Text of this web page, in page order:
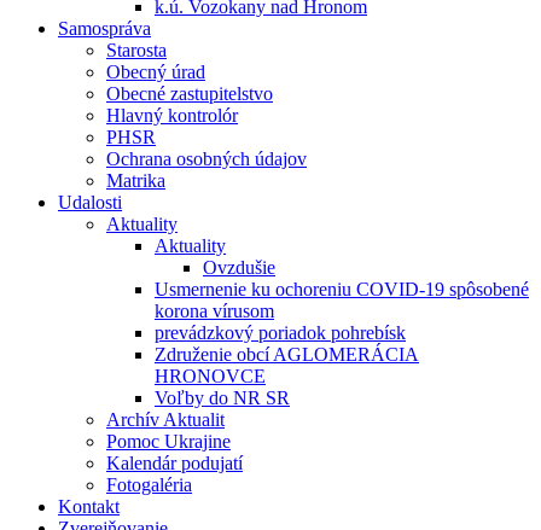
k.ú. Vozokany nad Hronom
Samospráva
Starosta
Obecný úrad
Obecné zastupitelstvo
Hlavný kontrolór
PHSR
Ochrana osobných údajov
Matrika
Udalosti
Aktuality
Aktuality
Ovzdušie
Usmernenie ku ochoreniu COVID-19 spôsobené
korona vírusom
prevádzkový poriadok pohrebísk
Združenie obcí AGLOMERÁCIA
HRONOVCE
Voľby do NR SR
Archív Aktualit
Pomoc Ukrajine
Kalendár podujatí
Fotogaléria
Kontakt